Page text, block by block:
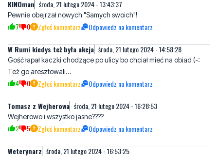
W Rumi kiedys też była akcja środa, 21 lutego 2024 - 14:58:28
Gość łapał kaczki chodzące po ulicy bo chciał mieć na obiad (-:
4 0 Zgłoś komentarz Odpowiedz na komentarz
Tomasz z Wejherowa
Wejherowo i wszystko jasne????
Weterynarz środa, 21 lutego 2024 - 16:53:25
Klacz pewnie miała więcej rozumu, niż jej porywacz. Jutro od
4 0 Zgłoś komentarz Odpowiedz na komentarz